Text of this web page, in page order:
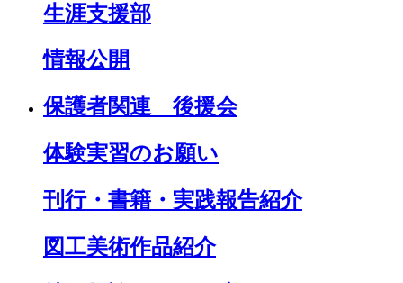
生涯支援部
情報公開
保護者関連 後援会
体験実習のお願い
刊行・書籍・実践報告紹介
図工美術作品紹介